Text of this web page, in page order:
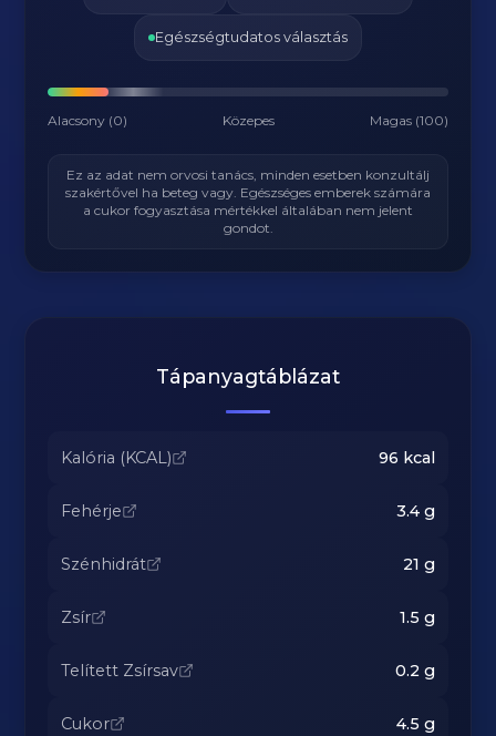
Egészségtudatos választás
Alacsony (0) Közepes Magas (100)
Ez az adat nem orvosi tanács, minden esetben konzultálj
szakértővel ha beteg vagy. Egészséges emberek számára
a cukor fogyasztása mértékkel általában nem jelent
gondot.
Tápanyagtáblázat
Kalória (KCAL) 96 kcal
Fehérje 3.4g
Szénhidrát 21 g
Zsír 1.5 g
Telített Zsírsav 0.2 g
Cukor 4.5 g